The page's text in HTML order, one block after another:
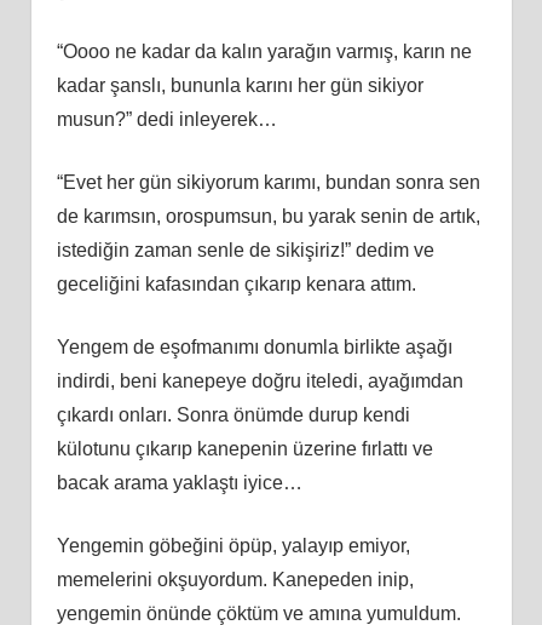
“Oooo ne kadar da kalın yarağın varmış, karın ne
kadar şanslı, bununla karını her gün sikiyor
musun?” dedi inleyerek…
“Evet her gün sikiyorum karımı, bundan sonra sen
de karımsın, orospumsun, bu yarak senin de artık,
istediğin zaman senle de sikişiriz!” dedim ve
geceliğini kafasından çıkarıp kenara attım.
Yengem de eşofmanımı donumla birlikte aşağı
indirdi, beni kanepeye doğru iteledi, ayağımdan
çıkardı onları. Sonra önümde durup kendi
külotunu çıkarıp kanepenin üzerine fırlattı ve
bacak arama yaklaştı iyice…
Yengemin göbeğini öpüp, yalayıp emiyor,
memelerini okşuyordum. Kanepeden inip,
yengemin önünde çöktüm ve amına yumuldum.